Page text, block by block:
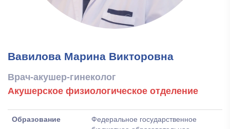
Вавилова Марина Викторовна
Врач-акушер-гинеколог
Акушерское физиологическое отделение
Образование
Федеральное государственное